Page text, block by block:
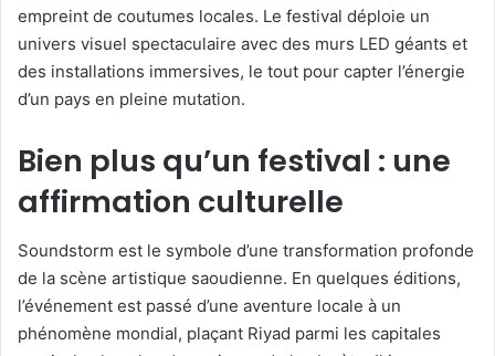
empreint de coutumes locales. Le festival déploie un
univers visuel spectaculaire avec des murs LED géants et
des installations immersives, le tout pour capter l’énergie
d’un pays en pleine mutation.
Bien plus qu’un festival : une
affirmation culturelle
Soundstorm est le symbole d’une transformation profonde
de la scène artistique saoudienne. En quelques éditions,
l’événement est passé d’une aventure locale à un
phénomène mondial, plaçant Riyad parmi les capitales